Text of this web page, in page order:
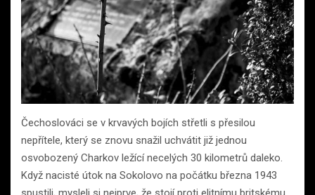
Čechoslováci se v krvavých bojích střetli s přesilou
nepřítele, který se znovu snažil uchvátit již jednou
osvobozený Charkov ležící necelých 30 kilometrů daleko.
Když nacisté útok na Sokolovo na počátku března 1943